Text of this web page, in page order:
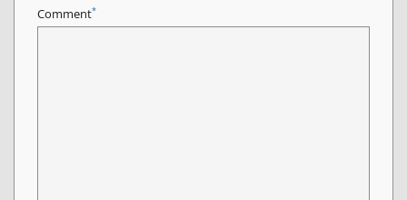
Comment*